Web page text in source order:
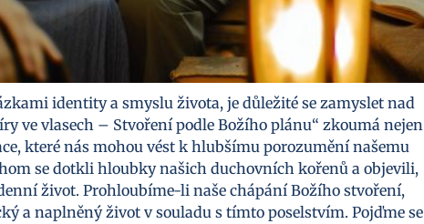
identity a smyslu života, je důležité se zamyslet nad
ve vlasech – Stvoření podle Božího plánu“ zkoumá nejen
které nás mohou vést k hlubšímu porozumění našemu
se dotkli hloubky našich duchovních kořenů a objevili,
život. Prohloubíme-li naše chápání Božího stvoření,
a naplněný život v souladu s tímto poselstvím. Pojďme se